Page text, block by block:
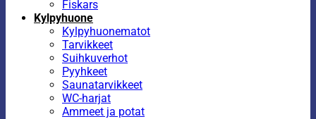
Fiskars
Kylpyhuone
Kylpyhuonematot
Tarvikkeet
Suihkuverhot
Pyyhkeet
Saunatarvikkeet
WC-harjat
Ammeet ja potat